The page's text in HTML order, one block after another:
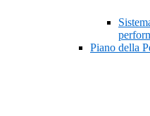
Piano della